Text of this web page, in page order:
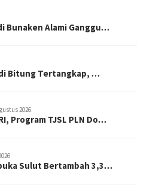
Bunaken Alami Ganggu…
Bitung Tertangkap, …
2026
Program TJSL PLN Do…
Sulut Bertambah 3,3…